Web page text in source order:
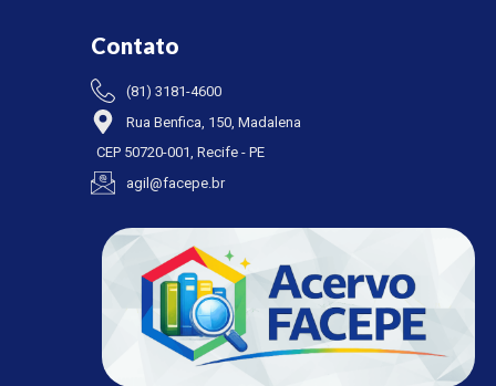
Contato
(81) 3181-4600
Rua Benfica, 150, Madalena
CEP 50720-001, Recife - PE
agil@facepe.br